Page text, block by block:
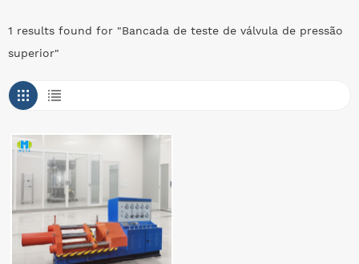
1 results found for "Bancada de teste de válvula de pressão
superior"